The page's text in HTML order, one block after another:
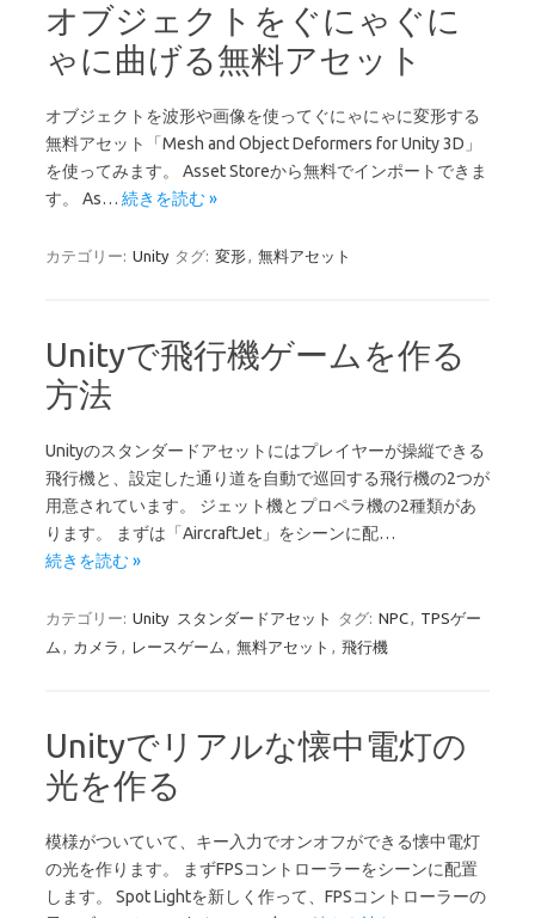
オブジェクトをぐにゃぐに
ゃに曲げる無料アセット
オブジェクトを波形や画像を使ってぐにゃにゃに変形する
無料アセット「Mesh and Object Deformers for Unity 3D」
を使ってみます。 Asset Storeから無料でインポートできま
す。 As… 続きを読む »
カテゴリー: Unity タグ: 変形, 無料アセット
Unityで飛行機ゲームを作る
方法
Unityのスタンダードアセットにはプレイヤーが操縦できる
飛行機と、設定した通り道を自動で巡回する飛行機の2つが
用意されています。 ジェット機とプロペラ機の2種類があ
ります。 まずは「AircraftJet」をシーンに配…
続きを読む »
カテゴリー: Unity スタンダードアセット タグ: NPC, TPSゲー
ム , カメラ , レースゲーム , 無料アセット , 飛行機
Unityでリアルな懐中電灯の
光を作る
模様がついていて、キー入力でオンオフができる懐中電灯
の光を作ります。 まずFPSコントローラーをシーンに配置
します。 Spot Lightを新しく作って、FPSコントローラーの